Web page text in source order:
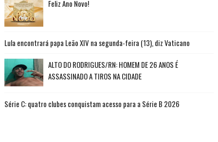
Feliz Ano Novo!
Lula encontrará papa Leão XIV na segunda-feira (13), diz Vaticano
ALTO DO RODRIGUES/RN: HOMEM DE 26 ANOS É
ASSASSINADO A TIROS NA CIDADE
Série C: quatro clubes conquistam acesso para a Série B 2026